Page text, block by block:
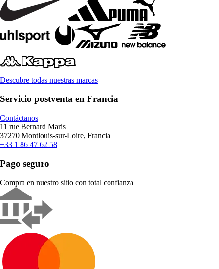
Descubre todas nuestras marcas
Servicio postventa en Francia
Contáctanos
11 rue Bernard Maris
37270 Montlouis-sur-Loire, Francia
+33 1 86 47 62 58
Pago seguro
Compra en nuestro sitio con total confianza